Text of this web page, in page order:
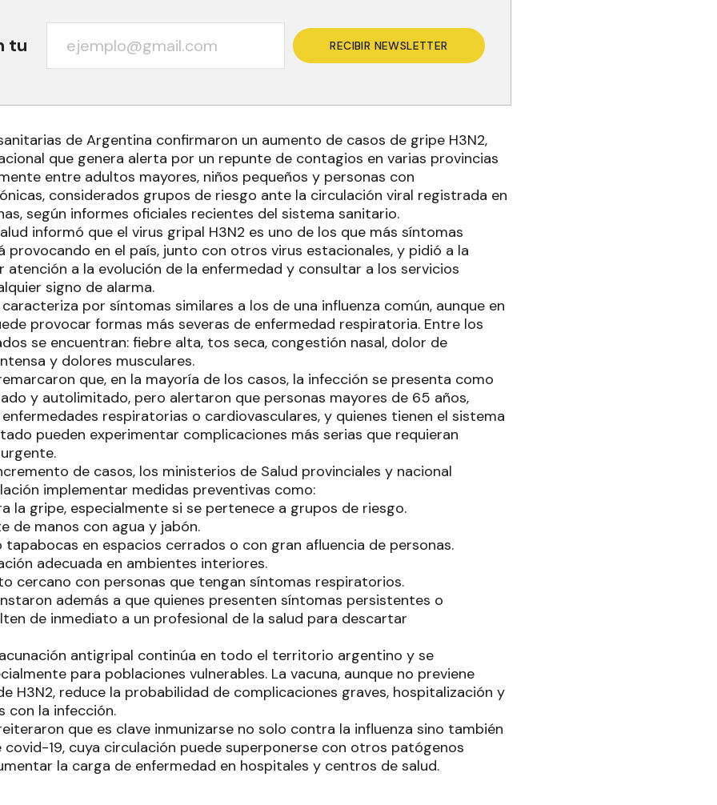
tu RECIBIR NEWSLETTER
de Argentina confirmaron un aumento de casos de gripe H3N2,
que genera alerta por un repunte de contagios en varias provincias
entre adultos mayores, niños pequeños y personas con
considerados grupos de riesgo ante la circulación viral registrada en
según informes oficiales recientes del sistema sanitario.
informó que el virus gripal H3N2 es uno de los que más síntomas
provocando en el país, junto con otros virus estacionales, y pidió a la
a la evolución de la enfermedad y consultar a los servicios
signo de alarma.
por síntomas similares a los de una influenza común, aunque en
provocar formas más severas de enfermedad respiratoria. Entre los
se encuentran: fiebre alta, tos seca, congestión nasal, dolor de
y dolores musculares.
que, en la mayoría de los casos, la infección se presenta como
y autolimitado, pero alertaron que personas mayores de 65 años,
respiratorias o cardiovasculares, y quienes tienen el sistema
pueden experimentar complicaciones más serias que requieran
de casos, los ministerios de Salud provinciales y nacional
implementar medidas preventivas como:
la gripe, especialmente si se pertenece a grupos de riesgo.
de manos con agua y jabón.
en espacios cerrados o con gran afluencia de personas.
adecuada en ambientes interiores.
cercano con personas que tengan síntomas respiratorios.
además a que quienes presenten síntomas persistentes o
de inmediato a un profesional de la salud para descartar
antigripal continúa en todo el territorio argentino y se
para poblaciones vulnerables. La vacuna, aunque no previene
H3N2, reduce la probabilidad de complicaciones graves, hospitalización y
con la infección.
que es clave inmunizarse no solo contra la influenza sino también
19, cuya circulación puede superponerse con otros patógenos
la carga de enfermedad en hospitales y centros de salud.